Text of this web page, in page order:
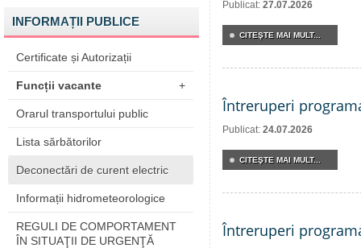
INFORMAȚII PUBLICE
Certificate și Autorizații
Funcții vacante +
Orarul transportului public
Lista sărbătorilor
Deconectări de curent electric
Informații hidrometeorologice
REGULI DE COMPORTAMENT
ÎN SITUAŢII DE URGENŢĂ
Publicat: 27.07.2026
CITEŞTE MAI MULT...
Întreruperi
Publicat: 24.07.2026
CITEŞTE MAI MULT...
Întreruperi